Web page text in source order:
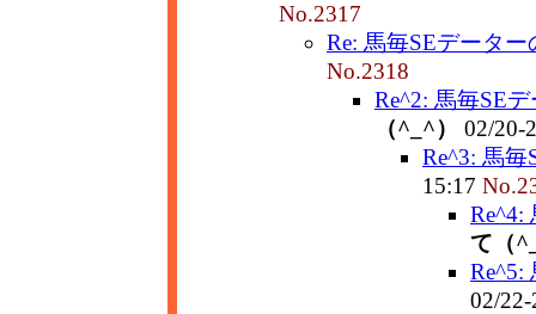
No.2317
Re: 馬毎SEデータ
No.2318
Re^2: 馬毎SE
（^_^）
02/20-
Re^3: 馬
15:17
Re^4:
て（
Re^5:
02/